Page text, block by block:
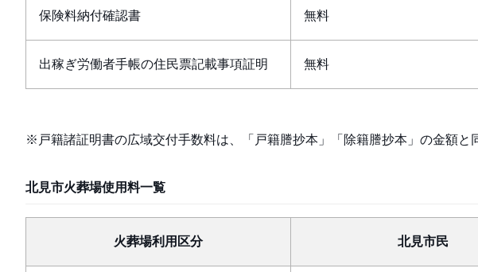
保険料納付確認書 無料
出稼ぎ労働者手帳の住民票記載事項証明 無料
※戸籍諸証明書の広域交付手数料は、「戸籍謄抄本」「除籍謄抄本」の金額と
北見市火葬場使用料一覧
火葬場利用区分 北見市民